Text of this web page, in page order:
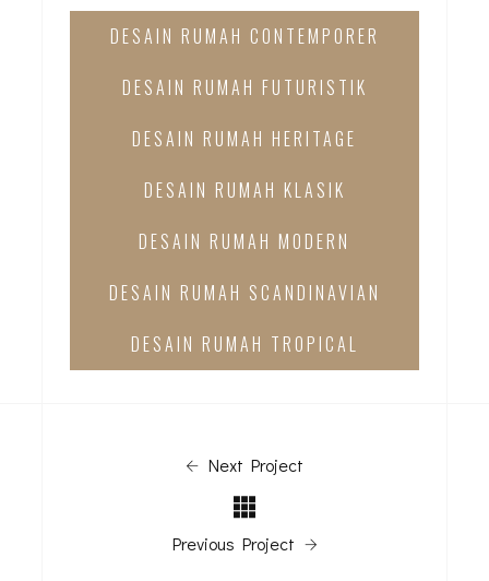
DESAIN RUMAH CONTEMPORER
DESAIN RUMAH FUTURISTIK
DESAIN RUMAH HERITAGE
DESAIN RUMAH KLASIK
DESAIN RUMAH MODERN
DESAIN RUMAH SCANDINAVIAN
DESAIN RUMAH TROPICAL
Next Project
Previous Project